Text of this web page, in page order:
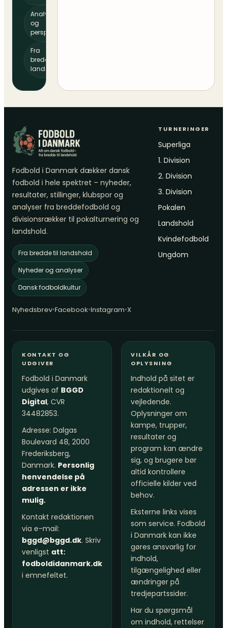
Analyser
og
perspektiv
Fra
bredde til
landshold
Fodbold i Danmark dækker dansk
fodbold i hele spektret – nyheder,
resultater, stillinger, klubspor og
analyser fra breddefodbold og
divisionsrækker til pokalturnering og
landshold.
Fra bredde til landshold
Nyheder og analyser
Dansk fodboldkultur
Nyhedsbrev•Facebook•Instagram•X
TURNERINGER
Superliga
1. Division
2. Division
3. Division
Pokalen
Landshold
Kvindefodbold
Ungdom
KONTAKT OG
UDGIVER
Fodbold i Danmark
udgives af BGGD
Digital, CVR
34482853.
Adresse: Dalgas
Boulevard 48, 2000
Frederiksberg,
Danmark. Personlig
henvendelse på
adressen er ikke
mulig.
Kontakt redaktionen
via e-mail:
bggd@bggd.dk. Skriv
venligst att:
fodboldidanmark.dk
i emnefeltet.
VILKÅR OG
OPLYSNING
Indhold på sitet er
redaktionelt og
vejledende.
Oplysninger om
kampe, trupper,
resultater og
program kan ændre
sig, og brugere bør
altid kontrollere
officielle kilder ved
behov.
Eksterne links vises
som service. Fodbold
i Danmark kan ikke
gøres ansvarlig for
indhold,
tilgængelighed eller
ændringer på
tredjepartssider.
Har du spørgsmål
om indhold, rettelser